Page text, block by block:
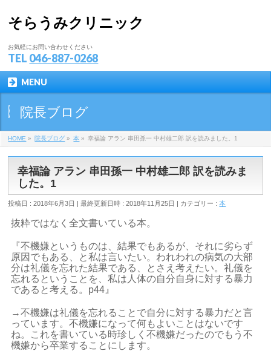
そらうみクリニック
お気軽にお問い合わせください
TEL 046-887-0268
MENU
院長ブログ
HOME » 院長ブログ » 本 » 幸福論 アラン 串田孫一 中村雄二郎 訳を読みました。1
幸福論 アラン 串田孫一 中村雄二郎 訳を読みま
した。1
投稿日 : 2018年6月3日 最終更新日時 : 2018年11月25日 カテゴリー :本
抜粋ではなく全文書いている本。
『不機嫌というものは、結果でもあるが、それに劣らず
原因でもある、と私は言いたい。われわれの病気の大部
分は礼儀を忘れた結果である、とさえ考えたい。礼儀を
忘れるということを、私は人体の自分自身に対する暴力
であると考える。p44』
→不機嫌は礼儀を忘れることで自分に対する暴力だと言
っています。不機嫌になって何もよいことはないです
ね。これを書いている時珍しく不機嫌だったのでもう不
機嫌から卒業することにします。